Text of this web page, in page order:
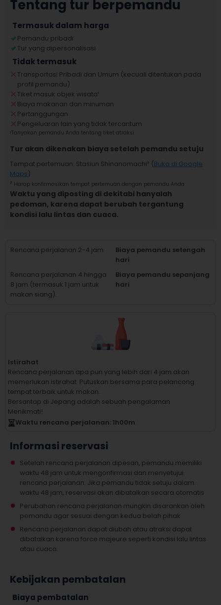
Tentang tur berpemandu
Termasuk dalam harga
Pemandu pribadi
Tur yang dipersonalisasi
Tidak termasuk
Transportasi Pribadi dan Umum (kecuali ditentukan pada
profil pemandu)
Tiket masuk objek wisata¹
Biaya makanan dan minuman
Pertanggungan
Pengeluaran lain yang tidak tercantum
¹Tanyakan pemandu Anda tentang tiket atraksi
Tur akan dikenakan biaya setelah pemandu setuju
Tempat pertemuan: Stasiun Shinanomachi² (Buka di Google
Maps)
² Harap konfirmasikan tempat pertemuan dengan pemandu Anda
Waktu yang diposting di dekitabi hanyalah
pedoman, karena dapat berubah tergantung
kondisi lalu lintas dan cuaca.
Rencana perjalanan 2-4 jam
Biaya pemandu setengah
hari
Rencana perjalanan 4 hingga
8 jam (termasuk 1 jam untuk
makan siang).
Biaya pemandu sepanjang
hari
Istirahat
Rencana perjalanan apa pun yang lebih dari 4 jam akan
memerlukan istirahat. Putuskan bersama para pelancong
tempat terbaik untuk makan.
Bersantap di Jepang adalah sebuah pengalaman
Menikmati!
Waktu rencana perjalanan: 1h00m
Informasi reservasi
Setelah rencana perjalanan dipesan, pemandu memiliki
waktu 48 jam untuk mengonfirmasi dan menyetujui
rencana perjalanan. Jika pemandu tidak setuju dalam
waktu 48 jam, reservasi akan dibatalkan secara otomatis
Perubahan rencana perjalanan mungkin disarankan oleh
pemandu agar sesuai dengan kedua belah pihak
Rencana perjalanan dapat diubah atau atraksi dapat
dibatalkan karena force majeure seperti kondisi lalu lintas
atau cuaca.
Kebijakan pembatalan
Biaya pembatalan